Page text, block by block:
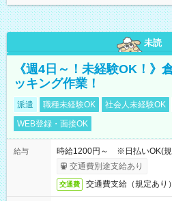
未読
《週4日～！未経験OK！》
ッキング作業！
派遣 職種未経験OK 社会人未経験OK
WEB登録・面接OK
給与
時給1200円～ ※日払いOK(
交通費別途支給あり
交通費 交通費支給（規定あり）